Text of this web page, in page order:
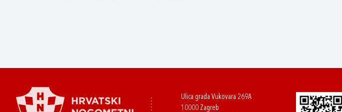
Ulica grada Vukovara 269A
10000 Zagreb